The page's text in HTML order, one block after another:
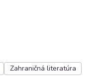
Zahraničná literatúra